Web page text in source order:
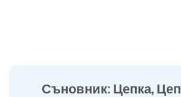
Съновник: Цепка,